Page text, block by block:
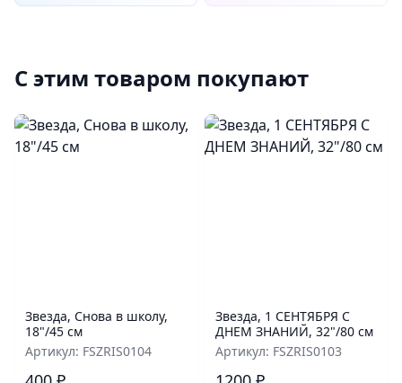
С этим товаром покупают
Звезда, Снова в школу,
18"/45 см
Артикул: FSZRIS0104
Звезда, 1 СЕНТЯБРЯ С
ДНЕМ ЗНАНИЙ, 32"/80 см
Артикул: FSZRIS0103